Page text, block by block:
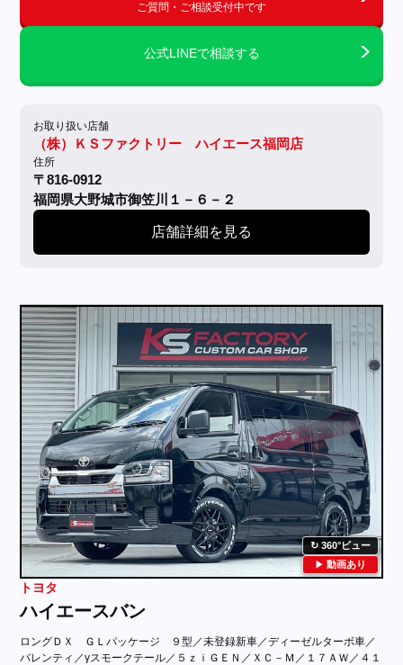
ご質問・ご相談受付中です
公式LINEで相談する
お取り扱い店舗
（株）ＫＳファクトリー ハイエース福岡店
住所
〒816-0912
福岡県大野城市御笠川１－６－２
店舗詳細を見る
360°ビュー
動画あり
トヨタ
ハイエースバン
ロングＤＸ ＧＬパッケージ ９型／未登録新車／ディーゼルターボ車／
バレンティ／γスモークテール／５ｚｉＧＥＮ／ＸＣ－Ｍ／１７ＡＷ／４１